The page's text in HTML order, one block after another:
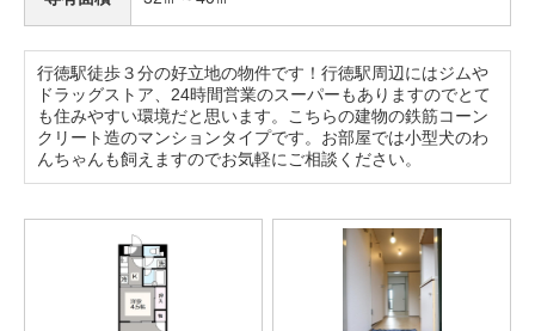
行徳駅徒歩３分の好立地の物件です！行徳駅周辺にはジムや
ドラッグストア、24時間営業のスーパーもありますのでとて
も住みやすい環境だと思います。こちらの建物の鉄筋コーン
クリート造のマンションタイプです。お部屋では小型犬のわ
んちゃんも飼えますのでお気軽にご相談ください。